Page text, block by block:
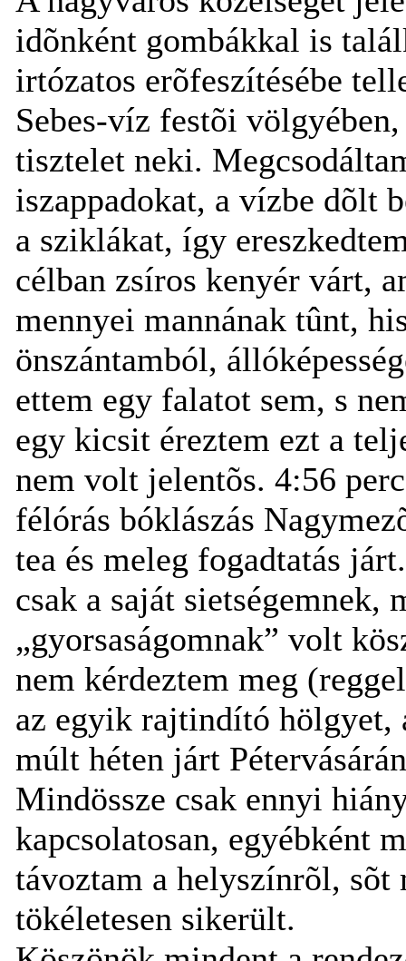
idõnként gombákkal is
irtózatos erõfeszítésébe
Sebes-víz festõi
tisztelet neki.
iszappadokat, a vízbe dõlt
a sziklákat, így
célban zsíros kenyér várt,
mennyei mannának tûnt,
önszántamból,
ettem egy falatot sem, s
egy kicsit éreztem ezt a
nem volt jelentõs. 4:56
félórás bóklászás
tea és meleg fogadtatás
csak a saját sietségemnek,
„gyorsaságomnak” volt
nem kérdeztem meg
az egyik rajtindító hölgyet,
múlt héten járt
Mindössze csak ennyi
kapcsolatosan, egyébként
távoztam a helyszínrõl, sõt
tökéletesen sikerült.